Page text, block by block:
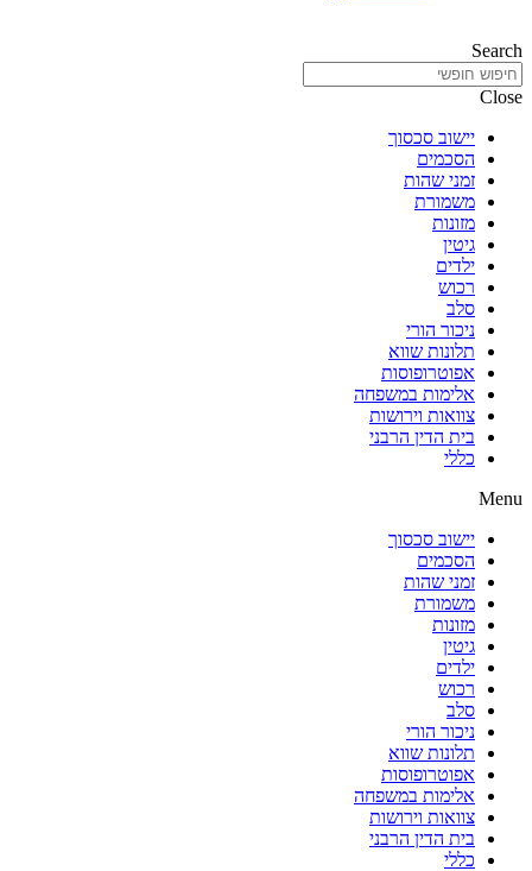
Search
Close
יישוב סכסוך
הסכמים
זמני שהות
משמורת
מזונות
גיטין
ילדים
רכוש
סלב
ניכור הורי
תלונות שווא
אפוטרופוסות
אלימות במשפחה
צוואות וירושות
בית הדין הרבני
כללי
Menu
יישוב סכסוך
הסכמים
זמני שהות
משמורת
מזונות
גיטין
ילדים
רכוש
סלב
ניכור הורי
תלונות שווא
אפוטרופוסות
אלימות במשפחה
צוואות וירושות
בית הדין הרבני
כללי